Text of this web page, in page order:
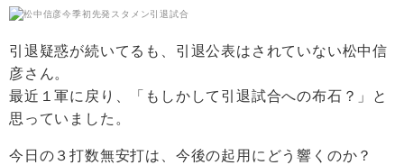
引退疑惑が続いてるも、引退公表はされていない松中信
彦さん。
最近１軍に戻り、「もしかして引退試合への布石？」と
思っていました。
今日の３打数無安打は、今後の起用にどう響くのか？